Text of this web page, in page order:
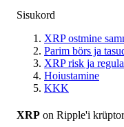
Sisukord
XRP ostmine
Parim börs ja
XRP risk ja
Hoiustamine
KKK
XRP on Ripple'i